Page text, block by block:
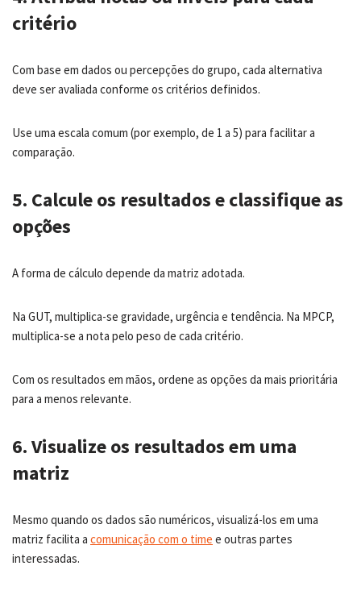
critério
Com base em dados ou percepções do grupo, cada alternativa
deve ser avaliada conforme os critérios definidos.
Use uma escala comum (por exemplo, de 1 a 5) para facilitar a
comparação.
5. Calcule os resultados e classifique as
opções
A forma de cálculo depende da matriz adotada.
Na GUT, multiplica-se gravidade, urgência e tendência. Na MPCP,
multiplica-se a nota pelo peso de cada critério.
Com os resultados em mãos, ordene as opções da mais prioritária
para a menos relevante.
6. Visualize os resultados em uma
matriz
Mesmo quando os dados são numéricos, visualizá-los em uma
matriz facilita a comunicação com o time e outras partes
interessadas.